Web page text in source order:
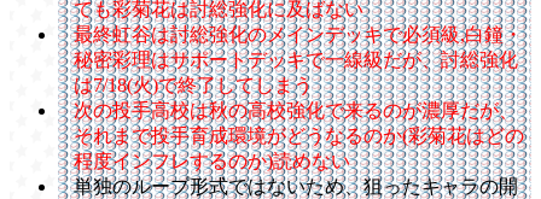
ても彩菊花は討総強化に及ばない
最終虹谷は討総強化のメインデッキで必須級,白鐘・
秘密彩理はサポートデッキで一線級だが、討総強化
は7/18(火)で終了してしまう
次の投手高校は秋の高校強化で来るのが濃厚だが、
それまで投手育成環境がどうなるのか(彩菊花はどの
程度インフレするのか)読めない
単独のループ形式ではないため、狙ったキャラの開